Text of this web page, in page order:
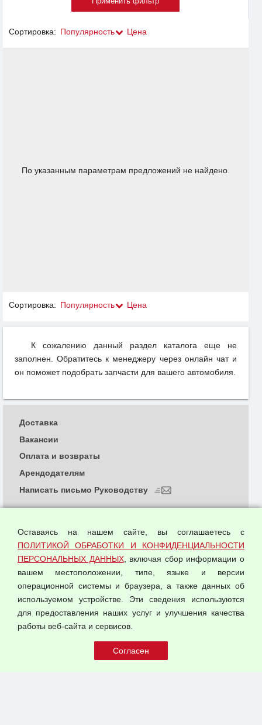
Сортировка: Популярность Цена
По указанным параметрам предложений не найдено.
Сортировка: Популярность Цена
К сожалению данный раздел каталога еще не
заполнен. Обратитесь к менеджеру через онлайн чат и
он поможет подобрать запчасти для вашего автомобиля.
© 2026 ООО "Феникс"
Политика обработки и конфиденциальности
персональных данных
Согласием на обработку персональных данных
Оферта оптовой купли-продажи
Публичная оферта
Доставка
Вакансии
Оплата и возвраты
Арендодателям
Написать письмо Руководству
Оставаясь на нашем сайте, вы соглашаетесь с
ПОЛИТИКОЙ ОБРАБОТКИ И КОНФИДЕНЦИАЛЬНОСТИ
ПЕРСОНАЛЬНЫХ ДАННЫХ, включая сбор информации о
вашем местоположении, типе, языке и версии
операционной системы и браузера, а также данных об
используемом устройстве. Эти сведения используются
для предоставления наших услуг и улучшения качества
работы веб-сайта и сервисов.